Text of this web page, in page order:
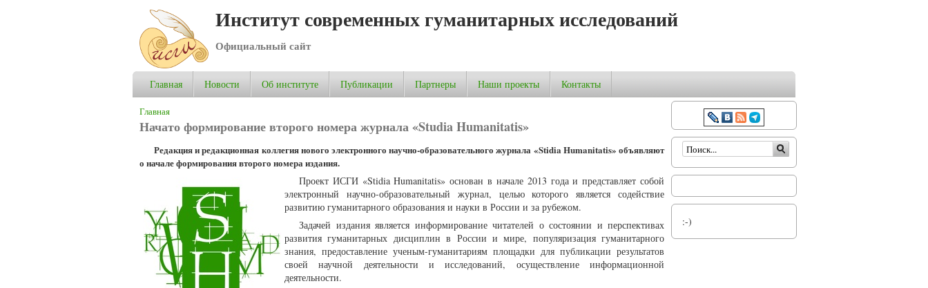
Институт современных гуманитарных исследований
Официальный сайт
Главная Новости Об институте Публикации Партнеры Наши проекты Контакты
Вы здесь
Главная
Начато формирование второго номера журнала «Studia Humanitatis»
Редакция и редакционная коллегия нового электронного научно-образовательного журнала «Stidia Humanitatis» объявляют
о начале формирования второго номера издания.
Проект ИСГИ «Stidia Humanitatis» основан в начале 2013 года и представляет собой
электронный научно-образовательный журнал, целью которого является содействие
развитию гуманитарного образования и науки в России и за рубежом.
Задачей издания является информирование читателей о состоянии и перспективах
развития гуманитарных дисциплин в России и мире, популяризация гуманитарного
знания, предоставление ученым-гуманитариям площадки для публикации результатов
своей научной деятельности и исследований, осуществление информационной
деятельности.
Форма поиска
:-)